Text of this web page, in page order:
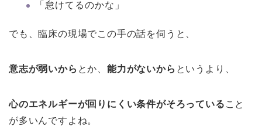
「怠けてるのかな」
でも、臨床の現場でこの手の話を伺うと、
意志が弱いから とか、能力がないから というより、
心のエネルギーが回りにくい条件がそろっている こと
が多いんですよね。